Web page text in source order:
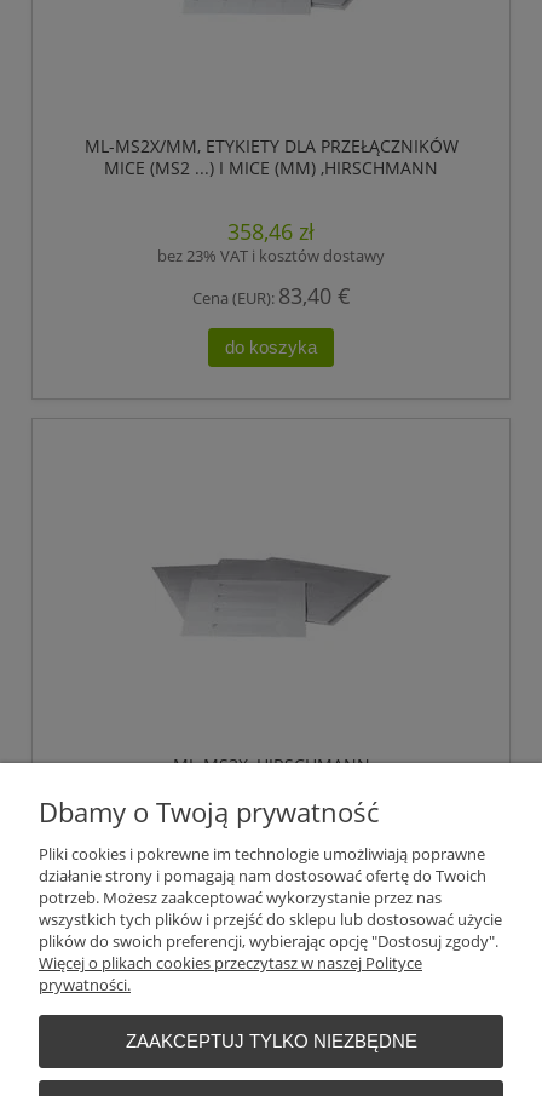
ML-MS2X/MM, ETYKIETY DLA PRZEŁĄCZNIKÓW
MICE (MS2 ...) I MICE (MM) ,HIRSCHMANN
358,46 zł
bez 23% VAT i kosztów dostawy
Cena (EUR): 83,40 €
do koszyka
ML-MS3X ,HIRSCHMANN
358,46 zł
bez 23% VAT i kosztów dostawy
Cena (EUR):83,40 €
do koszyka
Warunki zakupów
Dbamy o Twoją prywatność
Pliki cookies i pokrewne im technologie umożliwiają poprawne
działanie strony i pomagają nam dostosować ofertę do Twoich
potrzeb. Możesz zaakceptować wykorzystanie przez nas
wszystkich tych plików i przejść do sklepu lub dostosować użycie
plików do swoich preferencji, wybierając opcję "Dostosuj zgody".
Więcej o plikach cookies przeczytasz w naszej Polityce
prywatności.
ZAAKCEPTUJ TYLKO NIEZBĘDNE